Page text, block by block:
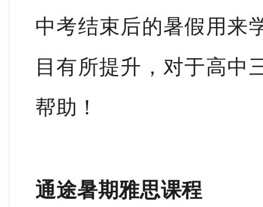
中考结束后的暑假用来
目有所提升，对于高中
帮助！
通途暑期雅思课程